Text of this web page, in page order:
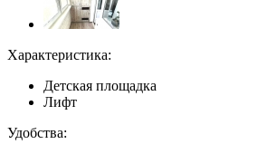
Характеристика:
Детская площадка
Лифт
Удобства: